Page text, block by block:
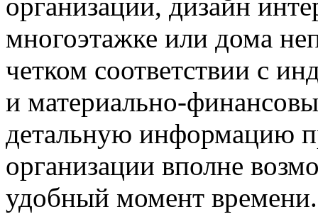
многоэтажке или дома
четком соответствии с
и материально-
детальную информацию
организации вполне
удобный момент времени.